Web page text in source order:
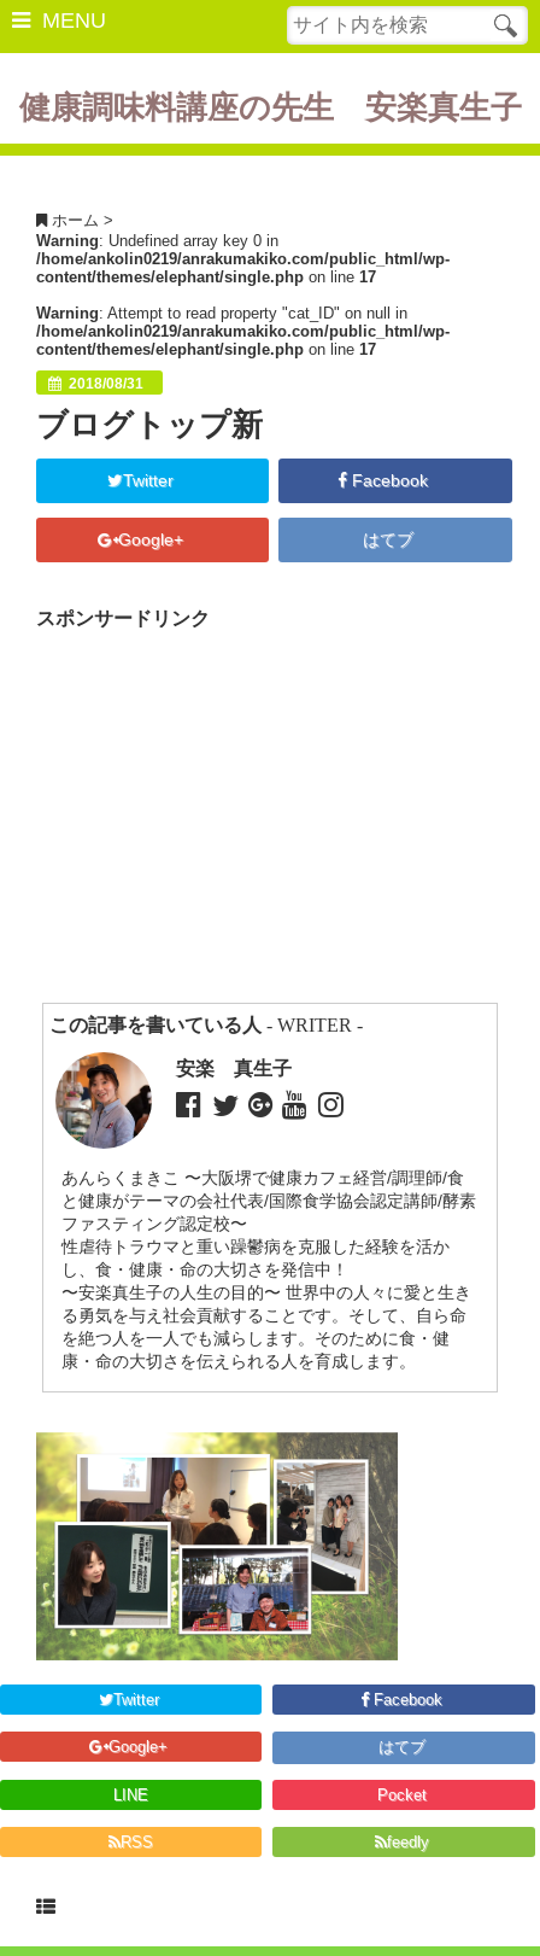
MENU
開催中の講座
ダイエット
レシピ
酵素ファスティング
断薬方法・体験談
プロフィール
健康調味料講座の先生 安楽真生子
ホーム >
Warning: Undefined array key 0 in
/home/ankolin0219/anrakumakiko.com/public_html/wp-
content/themes/elephant/single.php on line 17
Warning: Attempt to read property "cat_ID" on null in
/home/ankolin0219/anrakumakiko.com/public_html/wp-
content/themes/elephant/single.php on line 17
2018/08/31
ブログトップ新
Twitter Facebook
Google+ はてブ
スポンサードリンク
この記事を書いている人 - WRITER -
あんらくまきこ 〜大阪堺で健康カフェ経営/調理師/食
と健康がテーマの会社代表/国際食学協会認定講師/酵素
ファスティング認定校〜
性虐待トラウマと重い躁鬱病を克服した経験を活か
し、食・健康・命の大切さを発信中！
〜安楽真生子の人生の目的〜 世界中の人々に愛と生き
る勇気を与え社会貢献することです。そして、自ら命
を絶つ人を一人でも減らします。そのために食・健
康・命の大切さを伝えられる人を育成します。
安楽 真生子
Twitter Facebook
Google+ はてブ
LINE Pocket
RSS feedly